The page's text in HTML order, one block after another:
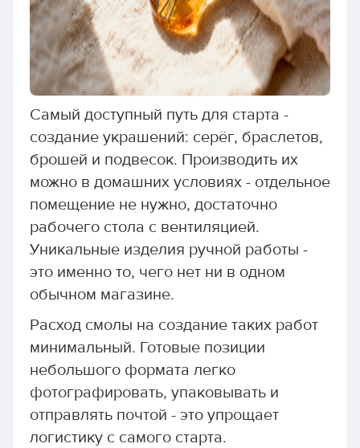
Самый доступный путь для старта -
создание украшений: серёг, браслетов,
брошей и подвесок. Производить их
можно в домашних условиях - отдельное
помещение не нужно, достаточно
рабочего стола с вентиляцией.
Уникальные изделия ручной работы -
это именно то, чего нет ни в одном
обычном магазине.
Расход смолы на создание таких работ
минимальный. Готовые позиции
небольшого формата легко
фотографировать, упаковывать и
отправлять почтой - это упрощает
логистику с самого старта.